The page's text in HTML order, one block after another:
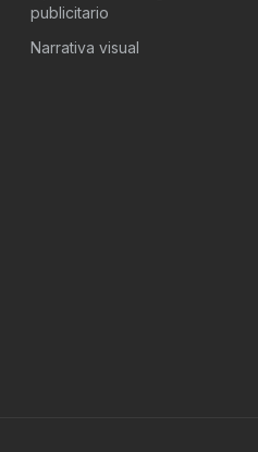
publicitario
Narrativa visual